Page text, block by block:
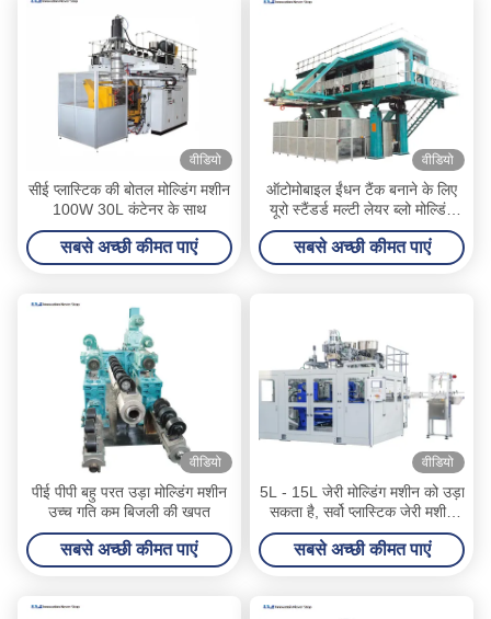
वीडियो
सीई प्लास्टिक की बोतल मोल्डिंग मशीन
100W 30L कंटेनर के साथ
सबसे अच्छी कीमत पाएं
वीडियो
ऑटोमोबाइल ईंधन टैंक बनाने के लिए
यूरो स्टैंडर्ड मल्टी लेयर ब्लो मोल्डिंग
मशीन
सबसे अच्छी कीमत पाएं
वीडियो
पीई पीपी बहु परत उड़ा मोल्डिंग मशीन
उच्च गति कम बिजली की खपत
सबसे अच्छी कीमत पाएं
वीडियो
5L - 15L जेरी मोल्डिंग मशीन को उड़ा
सकता है, सर्वो प्लास्टिक जेरी मशीन
बना सकता है
सबसे अच्छी कीमत पाएं